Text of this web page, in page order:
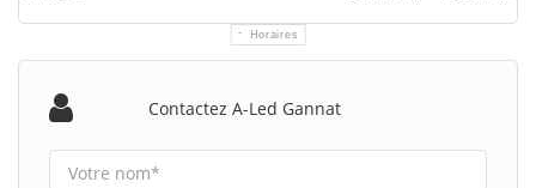
Horaires
Contactez A-Led Gannat